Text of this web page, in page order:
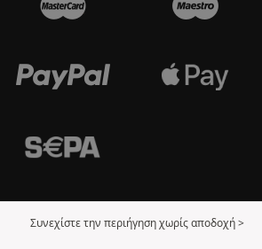
Συνεχίστε την περιήγηση χωρίς αποδοχή >